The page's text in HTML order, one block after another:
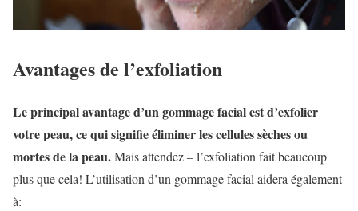
Avantages de l’exfoliation
Le principal avantage d’un gommage facial est d’exfolier
votre peau, ce qui signifie éliminer les cellules sèches ou
mortes de la peau.Mais attendez – l’exfoliation fait beaucoup
plus que cela! L’utilisation d’un gommage facial aidera également
à: